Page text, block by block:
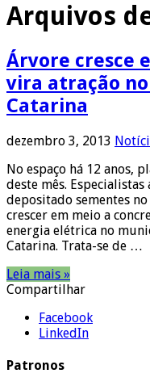
Arquivos
Árvore cresce
vira atração
Catarina
dezembro 3, 2013
No espaço há 12 anos,
deste mês.
depositado sementes
crescer em meio a
energia elétrica no
Catarina. Trata-se de …
Leia mais »
Compartilhar
Facebook
LinkedIn
Patronos